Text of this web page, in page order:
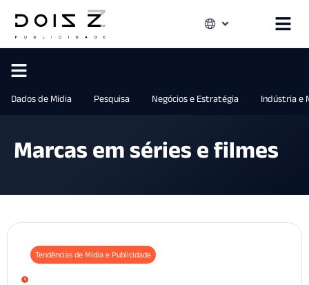
Dados de Mídia Pesquisa Negócios e Estratégia Indústria e
Marcas em séries e filmes
Tendências de Mídia e Publicidade